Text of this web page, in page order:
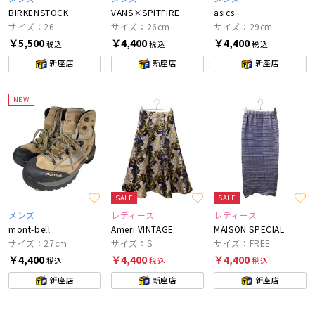
BIRKENSTOCK
サイズ：26
￥5,500税込
新座店
VANS×SPITFIRE
サイズ：26cm
￥4,400税込
新座店
asics
サイズ：29cm
￥4,400税込
新座店
NEW
メンズ
mont-bell
サイズ：27cm
￥4,400税込
新座店
SALE
レディース
Ameri VINTAGE
サイズ：S
￥4,400税込
新座店
SALE
レディース
MAISON SPECIAL
サイズ：FREE
￥4,400税込
新座店